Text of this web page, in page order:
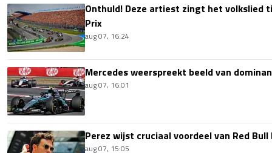
Onthuld! Deze artiest zingt het volkslied
Prix
aug 07, 16:24
Mercedes weerspreekt beeld van
aug 07, 16:01
Perez wijst cruciaal voordeel van Red Bull
aug 07, 15:05